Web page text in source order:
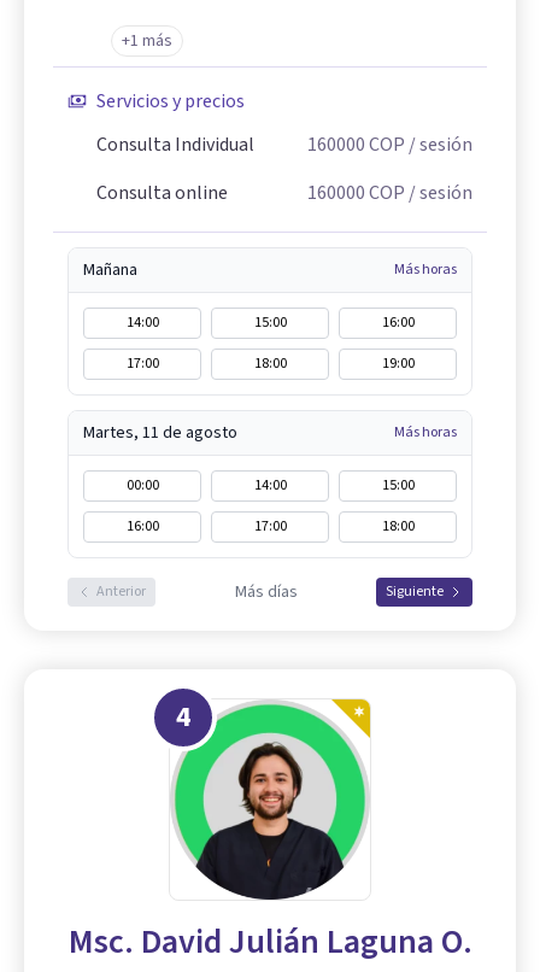
+1 más
Servicios y precios
Consulta Individual
160000COP / sesión
Consulta online
160000COP / sesión
Mañana Más horas
14:00 15:00
16:00
17:00
18:00 19:00
Martes, 11 de agosto Más horas
00:00 14:00
15:00
16:00
17:00 18:00
Anterior Más días Siguiente
4
Msc. David Julián Laguna O.